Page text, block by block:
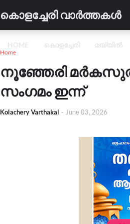
കൊളച്ചേരി വാർത്തകൾ
HOME കൊളച്ചേരി മയ്യിൽ
വിദ്യാഭ്യാസം വാണിജ്യം
Home
നൂഞ്ഞേരി
സംഗമം ഇന്ന്
Kolachery Varthakal - June 03, 2026